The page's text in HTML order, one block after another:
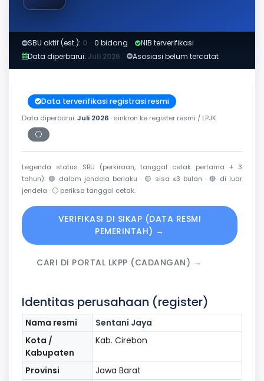
SBU aktif (est.): 0 · 0 bidang
NIB terverifikasi
Data diperbarui: Juli 2026 Asosiasi belum tercatat
Data terverifikasi registrasi resmi
Data diperbarui:Juli 2026 · sinkron ke register resmi / LPJK
⚪
Periksa tanggal cetak
Legenda status SBU (perkiraan, tanggal cetak pertama + 3
tahun): 🟢 dalam jendela berlaku · 🟡 sisa ≤3 bulan · 🔴 di luar
jendela · ⚪ periksa tanggal cetak.
VERIFIKASI DI SIKAP (DATA RESMI
PEMERINTAH) →
CARI DI PORTAL LKPP (CADANGAN) →
Identitas perusahaan (register)
Nama resmi
Sentani Jaya
Kota /
Kabupaten
Kab. Cirebon
Provinsi
Jawa Barat